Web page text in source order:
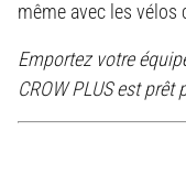
même avec les vélos
Emportez votre
CROW PLUS est prêt